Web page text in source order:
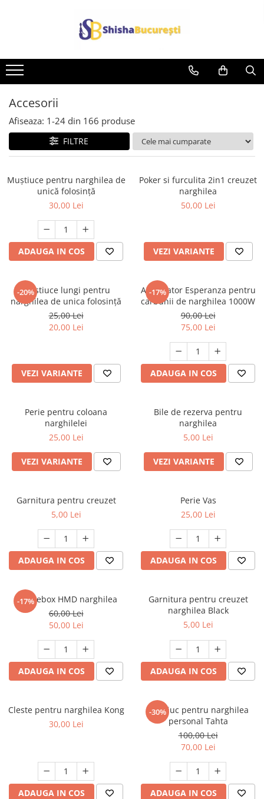
Accesorii
Afiseaza: 1-24 din 166 produse
FILTRE
Muștiuce pentru narghilea de
unică folosință
30,00 Lei
ADAUGA IN COS
Poker si furculita 2in1 creuzet
narghilea
50,00 Lei
VEZI VARIANTE
-20%
Mustiuce lungi pentru
narghilea de unica folosință
25,00 Lei
20,00 Lei
VEZI VARIANTE
-17%
Aprinzator Esperanza pentru
carbunii de narghilea 1000W
90,00 Lei
75,00 Lei
ADAUGA IN COS
Perie pentru coloana
narghilelei
25,00 Lei
VEZI VARIANTE
Bile de rezerva pentru
narghilea
5,00 Lei
VEZI VARIANTE
Garnitura pentru creuzet
5,00 Lei
ADAUGA IN COS
Perie Vas
25,00 Lei
ADAUGA IN COS
-17%
Smokebox HMD narghilea
60,00 Lei
50,00 Lei
ADAUGA IN COS
Garnitura pentru creuzet
narghilea Black
5,00 Lei
ADAUGA IN COS
Cleste pentru narghilea Kong
30,00 Lei
ADAUGA IN COS
-30%
Mustiuc pentru narghilea
personal Tahta
100,00 Lei
70,00 Lei
ADAUGA IN COS